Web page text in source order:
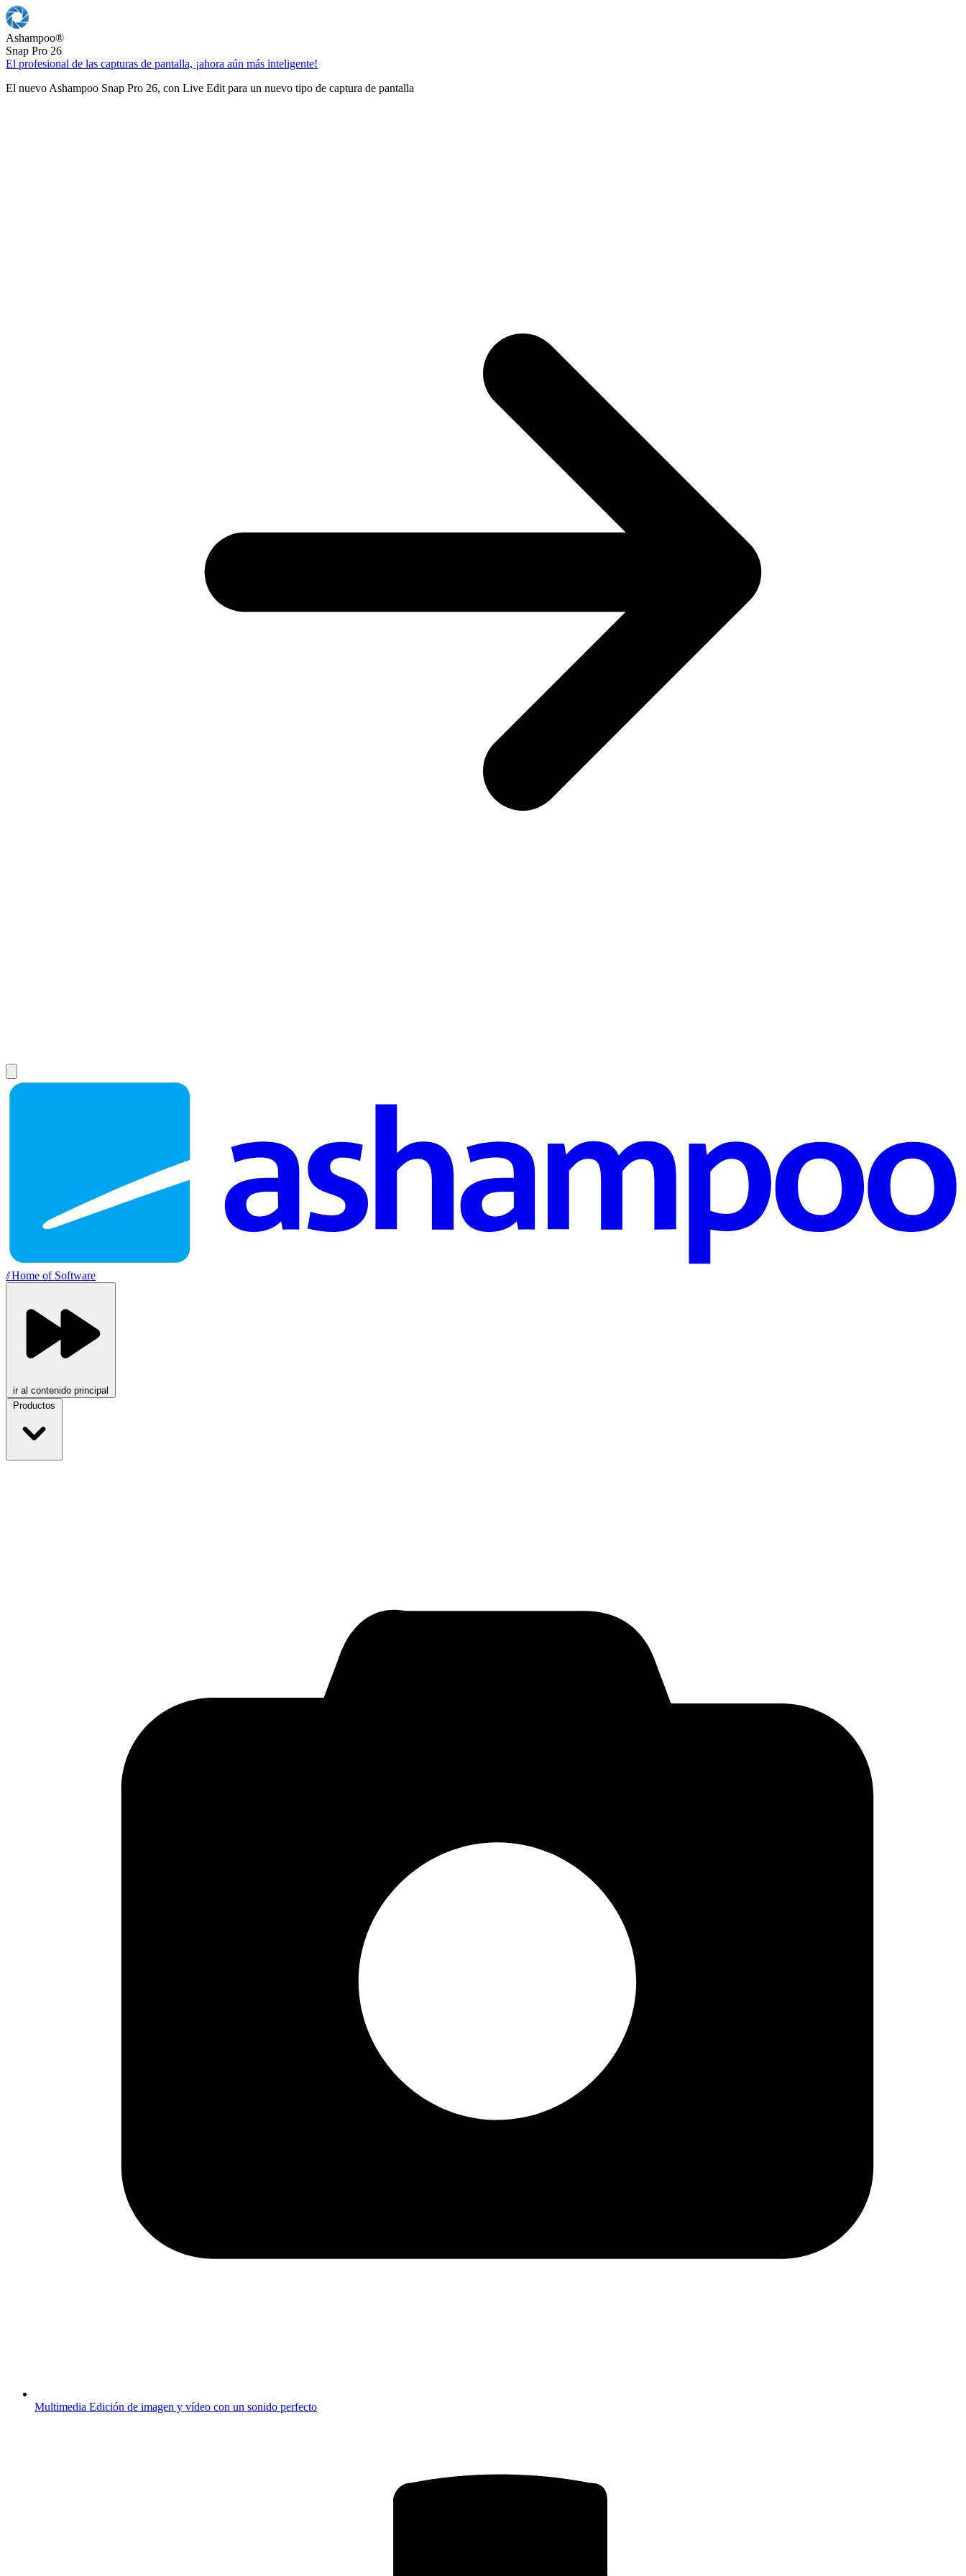
Ashampoo®
Snap Pro 26
El profesional de las capturas de pantalla, ¡ahora aún más inteligente!
El nuevo Ashampoo Snap Pro 26, con Live Edit para un nuevo tipo de captura de pantalla
//Home of Software
ir al contenido principal
Productos
Multimedia Edición de imagen y vídeo con un sonido perfecto